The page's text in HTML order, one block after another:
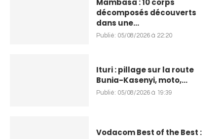
Mambasa : 10 corps
décomposés découverts
dans une...
Publié: 05/08/2026 à 22:20
Ituri : pillage sur la route
Bunia-Kasenyi, moto,...
Publié: 05/08/2026 à 19:39
Vodacom Best of the Best :